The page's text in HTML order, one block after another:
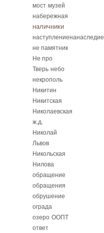
мост музей
набережная
наличники
наступлениенанаследие
не памятник
Не про
Тверь небо
некрополь
Никитин
Никитская
Николаевская
ж.д.
Николай
Львов
Никольская
Нилова
обращение
обращения
обрушение
ограда
озеро ООПТ
ответ